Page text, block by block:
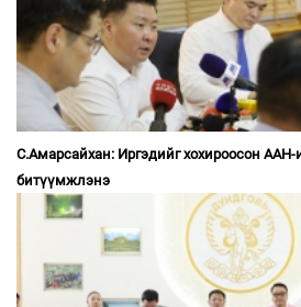
С.Амарсайхан: Иргэдийг хохироосон ААН-
битүүмжлэнэ